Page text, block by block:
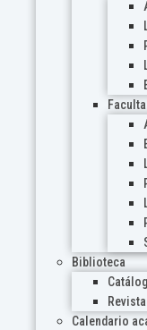
Biblioteca
Calendario